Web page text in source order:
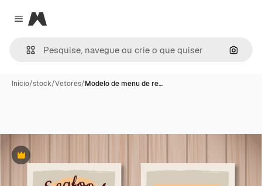
Close menu
Magnific
Início/stock/Vetores/Modelo de menu de re…
Premium